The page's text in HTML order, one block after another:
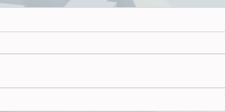
Wenn der Wohnungsbau-Turbo
Kraft getreten, bummelig ein